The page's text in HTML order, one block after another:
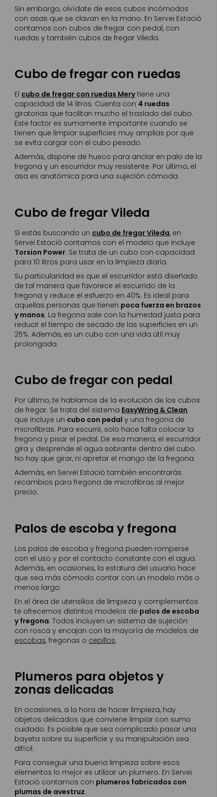
Sin embargo, olvídate de esos cubos incómodos
con asas que se clavan en la mano. En Servei Estació
contamos con cubos de fregar con pedal, con
ruedas y también cubos de fregar Vileda.
Cubo de fregar con ruedas
El cubo de fregar con ruedas Merytiene una
capacidad de 14 litros. Cuenta con 4 ruedas
giratorias que facilitan mucho el traslado del cubo.
Este factor es sumamente importante cuando se
tienen que limpiar superficies muy amplias por que
se evita cargar con el cubo pesado.
Además, dispone de hueco para anclar en palo de la
fregona y un escurridor muy resistente. Por último, el
asa es anatómica para una sujeción cómoda.
Cubo de fregar Vileda
Si estás buscando un cubo de fregar Vileda, en
Servei Estació contamos con el modelo que incluye
Torsion Power. Se trata de un cubo con capacidad
para 10 litros para usar en la limpieza diaria.
Su particularidad es que el escurridor está diseñado
de tal manera que favorece el escurrido de la
fregona y reduce el esfuerzo en 40%. Es ideal para
aquellas personas que tienen poca fuerza en brazos
y manos. La fregona sale con la humedad justa para
reducir el tiempo de secado de las superficies en un
25%. Además, es un cubo con una vida útil muy
prolongada.
Cubo de fregar con pedal
Por último, te hablamos de la evolución de los cubos
de fregar. Se trata del sistema EasyWring & Clean
que incluye un cubo con pedal y una fregona de
microfibras. Para escurrir, solo hace falta colocar la
fregona y pisar el pedal. De esa manera, el escurridor
gira y desprende el agua sobrante dentro del cubo.
No hay que girar, ni apretar el mango de la fregona.
Además, en Servei Estació también encontrarás
recambios para fregona de microfibras al mejor
precio.
Palos de escoba y fregona
Los palos de escoba y fregona pueden romperse
con el uso y por el contacto constante con el agua.
Además, en ocasiones, la estatura del usuario hace
que sea más cómodo contar con un modelo más o
menos largo.
En el área de utensilios de limpieza y complementos
te ofrecemos distintos modelos de palos de escoba
y fregona. Todos incluyen un sistema de sujeción
con rosca y encajan con la mayoría de modelos de
escobas, fregonas o cepillos.
Plumeros para objetos y
zonas delicadas
En ocasiones, a la hora de hacer limpieza, hay
objetos delicados que conviene limpiar con sumo
cuidado. Es posible que sea complicado pasar una
bayeta sobre su superficie y su manipulación sea
difícil.
Para conseguir una buena limpieza sobre esos
elementos lo mejor es utilizar un plumero. En Servei
Estació contamos con plumeros fabricados con
plumas de avestruz.